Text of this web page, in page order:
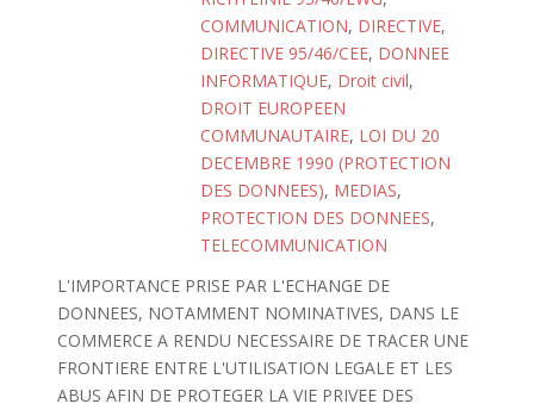
COMMUNICATION, DIRECTIVE,
DIRECTIVE 95/46/CEE, DONNEE
INFORMATIQUE, Droit civil,
DROIT EUROPEEN
COMMUNAUTAIRE, LOI DU 20
DECEMBRE 1990 (PROTECTION
DES DONNEES), MEDIAS,
PROTECTION DES DONNEES,
TELECOMMUNICATION
L'IMPORTANCE PRISE PAR L'ECHANGE DE
DONNEES, NOTAMMENT NOMINATIVES, DANS LE
COMMERCE A RENDU NECESSAIRE DE TRACER UNE
FRONTIERE ENTRE L'UTILISATION LEGALE ET LES
ABUS AFIN DE PROTEGER LA VIE PRIVEE DES